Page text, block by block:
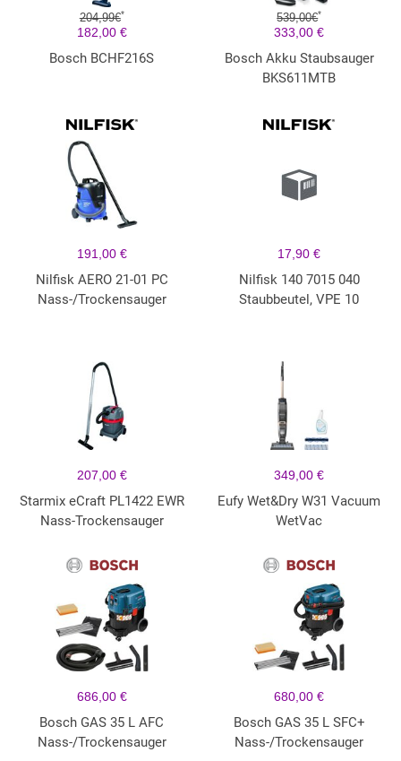
204,99€*
182,00 €
Bosch BCHF216S
539,00€*
333,00 €
Bosch Akku Staubsauger
BKS611MTB
191,00 €
Nilfisk AERO 21-01 PC
Nass-/Trockensauger
17,90 €
Nilfisk 140 7015 040
Staubbeutel, VPE 10
207,00 €
Starmix eCraft PL1422 EWR
Nass-Trockensauger
349,00 €
Eufy Wet&Dry W31 Vacuum
WetVac
686,00 €
Bosch GAS 35 L AFC
Nass-/Trockensauger
680,00 €
Bosch GAS 35 L SFC+
Nass-/Trockensauger